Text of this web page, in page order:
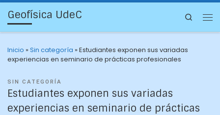
Geofísica UdeC Search
Inicio »Sin categoría »Estudiantes exponen sus variadas
experiencias en seminario de prácticas profesionales
SIN CATEGORÍA
Estudiantes exponen sus variadas
experiencias en seminario de prácticas